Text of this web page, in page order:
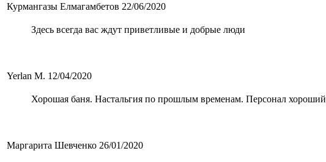
Курмангазы Елмагамбетов 22/06/2020
Здесь всегда вас ждут приветливые и добрые люди
Yerlan M. 12/04/2020
Хорошая баня. Настальгия по прошлым временам. Персонал
Маргарита Шевченко 26/01/2020